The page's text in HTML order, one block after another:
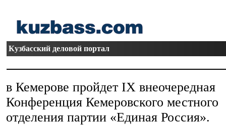
Кузбасский деловой портал
в Кемерове пройдет IX внеочередная
Конференция Кемеровского местного
отделения партии «Единая Россия».